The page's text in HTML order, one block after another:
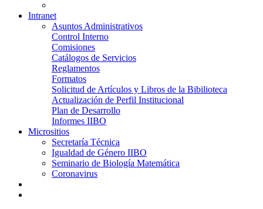
Intranet
Asuntos Administrativos
Control Interno
Comisiones
Catálogos de Servicios
Reglamentos
Formatos
Solicitud de Artículos y Libros de la Bibilioteca
Actualización de Perfil Institucional
Plan de Desarrollo
Informes IIBO
Micrositios
Secretaría Técnica
Igualdad de Género IIBO
Seminario de Biología Matemática
Coronavirus